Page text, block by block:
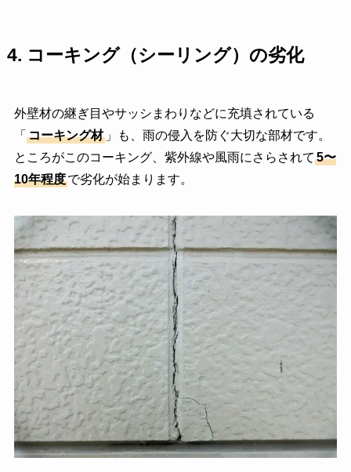
4. コーキング（シーリング）の劣化
外壁材の継ぎ目やサッシまわりなどに充填されている
「 コーキング材」も、雨の侵入を防ぐ大切な部材です。
ところがこのコーキング、紫外線や風雨にさらされて 5〜
10年程度で劣化が始まります。